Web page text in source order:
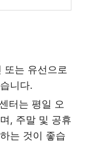
또는 유선으로
니다.
터는 평일 오
, 주말 및 공휴
는 것이 좋습